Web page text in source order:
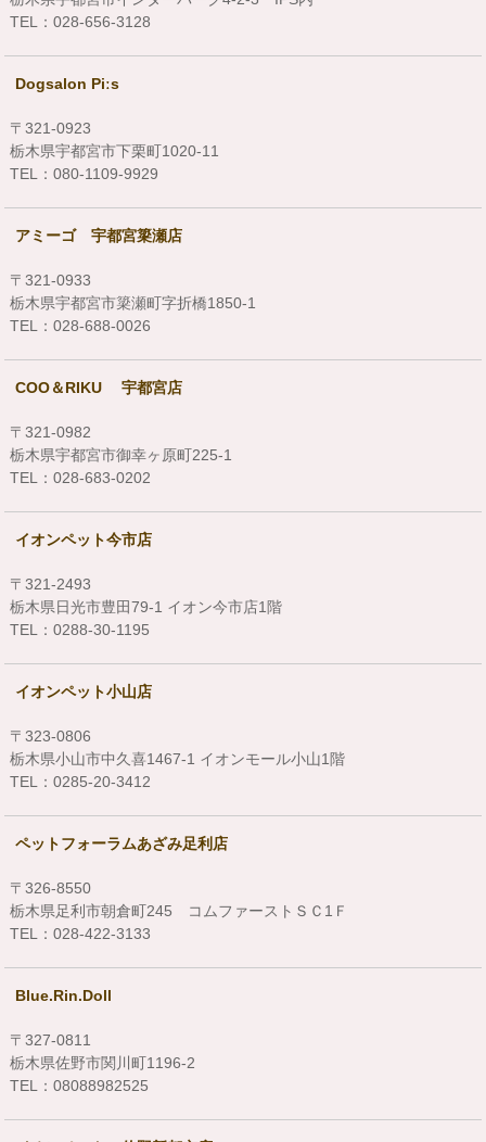
TEL：028-656-3128
Dogsalon Piːs
〒321-0923
栃木県宇都宮市下栗町1020-11
TEL：080-1109-9929
アミーゴ 宇都宮簗瀬店
〒321-0933
栃木県宇都宮市簗瀬町字折橋1850-1
TEL：028-688-0026
COO＆RIKU 宇都宮店
〒321-0982
栃木県宇都宮市御幸ヶ原町225-1
TEL：028-683-0202
イオンペット今市店
〒321-2493
栃木県日光市豊田79‐1 イオン今市店1階
TEL：0288-30-1195
イオンペット小山店
〒323-0806
栃木県小山市中久喜1467-1 イオンモール小山1階
TEL：0285-20-3412
ペットフォーラムあざみ足利店
〒326-8550
栃木県足利市朝倉町245 コムファーストＳＣ1Ｆ
TEL：028-422-3133
Blue.Rin.Doll
〒327-0811
栃木県佐野市関川町1196-2
TEL：08088982525